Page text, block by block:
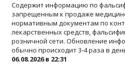
Содержит информацию по
запрещенным к продаже
нормативным документам по
лекарственных средств,
розничной сети. Обновление
обычно происходит 3-4 раза в
06.08.2026 в 22:31